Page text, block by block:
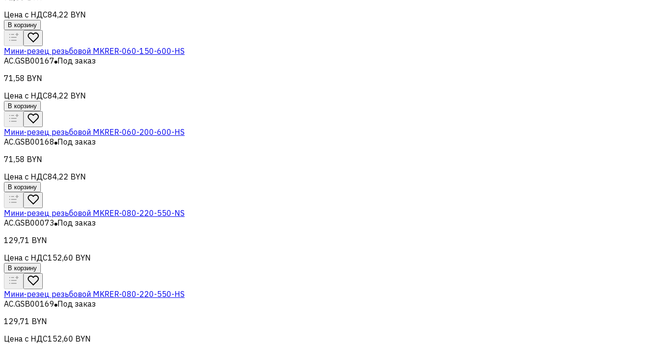
Цена с НДС84,22 BYN
В корзину
Мини-резец резьбовой MKRER-060-150-600-HS
AC.GSB00167 Под заказ
71,58 BYN
Цена с НДС84,22 BYN
В корзину
Мини-резец резьбовой MKRER-060-200-600-HS
AC.GSB00168 Под заказ
71,58 BYN
Цена с НДС84,22 BYN
В корзину
Мини-резец резьбовой MKRER-080-220-550-NS
AC.GSB00073 Под заказ
129,71 BYN
Цена с НДС152,60 BYN
В корзину
Мини-резец резьбовой MKRER-080-220-550-HS
AC.GSB00169 Под заказ
129,71 BYN
Цена с НДС152,60 BYN